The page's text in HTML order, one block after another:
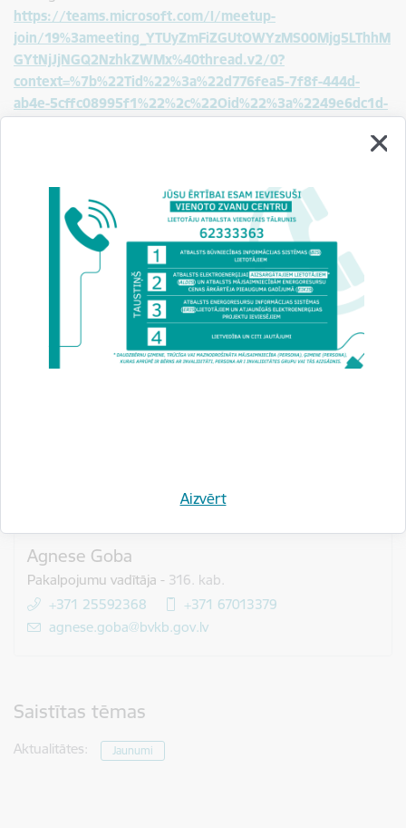
Aizvērt
https://teams.microsoft.com/l/meetup-
join/19%3ameeting_YTUyZmFiZGUtOWYzMS00Mjg5LThhM
GYtNjJjNGQ2NzhkZWMx%40thread.v2/0?
context=%7b%22Tid%22%3a%22d776fea5-7f8f-444d-
ab4e-5cffc08995f1%22%2c%22Oid%22%3a%2249e6dc1d-
Teams lietotāja konts
Iespēja pievienot pasākumu savam kalendāram pieejama
mājas lapas kalendārā.
Vebinārs tiks ierakstīts un ieraksts būs pieejams BIS tīmekļa
Apmācības/Apmācību video arhīvs/BIS vebināru
.
Būvniecības informācijas sistēmas attīstības nodaļa
Agnese Goba
Pakalpojumu vadītāja - 316. kab.
+371 25592368
+371 67013379
E-pasts:
agnese.goba@bvkb.gov.lv
Saistītas tēmas
Aktualitātes: Jaunumi